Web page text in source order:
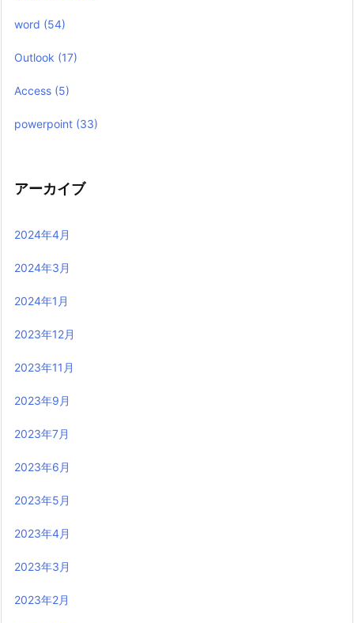
word (54)
Outlook (17)
Access (5)
powerpoint (33)
アーカイブ
2024年4月
2024年3月
2024年1月
2023年12月
2023年11月
2023年9月
2023年7月
2023年6月
2023年5月
2023年4月
2023年3月
2023年2月